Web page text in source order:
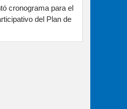
cronograma para el
del Plan de